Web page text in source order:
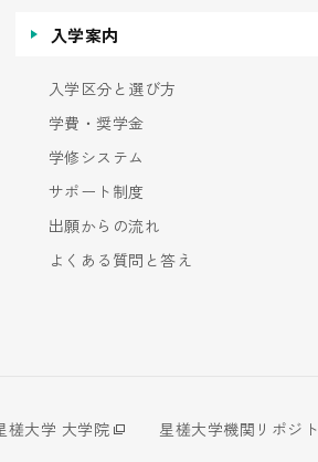
入学案内
入学区分と選び方
学費・奨学金
学修システム
サポート制度
出願からの流れ
よくある質問と答え
槎大学 大学院
星槎大学機関リポジト